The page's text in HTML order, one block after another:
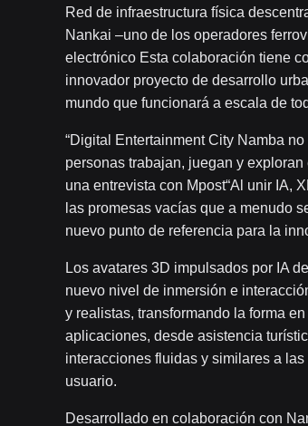
Red de infraestructura física
Nankai –uno de los operadores
electrónico Esta colaboración tiene
innovador proyecto de desarrollo
mundo que funcionará a escala de
“Digital Entertainment City Namba
personas trabajan, juegan y
una entrevista con Mpost“Al unir IA,
las promesas vacías que a menudo
nuevo punto de referencia para la
Los avatares 3D impulsados ​​por IA
nuevo nivel de inmersión e
y realistas, transformando la forma
aplicaciones, desde asistencia
interacciones fluidas y similares a
usuario.
Desarrollado en colaboración con